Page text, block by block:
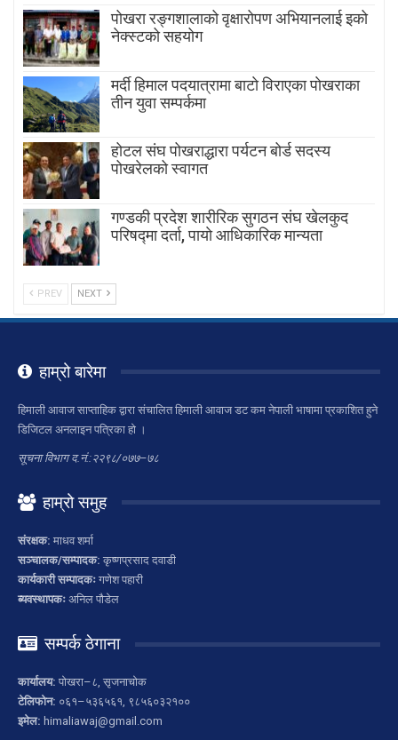
पोखरा रङ्गशालाको वृक्षारोपण अभियानलाई इको
नेक्स्टको सहयोग
मर्दी हिमाल पदयात्रामा बाटाे विराएका पाेखराका
तीन युवा सम्पर्कमा
होटल संघ पोखराद्धारा पर्यटन बोर्ड सदस्य
पोखरेलको स्वागत
गण्डकी प्रदेश शारीरिक सुगठन संघ खेलकुद
परिषद्मा दर्ता, पायाे आधिकारिक मान्यता
PREV NEXT
हाम्रो बारेमा
हिमाली आवाज साप्ताहिक द्वारा संचालित हिमाली आवाज डट कम नेपाली भाषामा प्रकाशित हुने
डिजिटल अनलाइन पत्रिका हो ।
सूचना विभाग द.नं.:२२९८/०७७–७८
हाम्रो समुह
संरक्षक: माधव शर्मा
सञ्चालक/सम्पादक: कृष्णप्रसाद दवाडी
कार्यकारी सम्पादकः गणेश पहारी
ब्यवस्थापकः अनिल पौडेल
सम्पर्क ठेगाना
कार्यालय: पोखरा–८, सृजनाचोक
टेलिफोन: ०६१–५३६५६१, ९८५६०३२१००
इमेल: himaliawaj@gmail.com